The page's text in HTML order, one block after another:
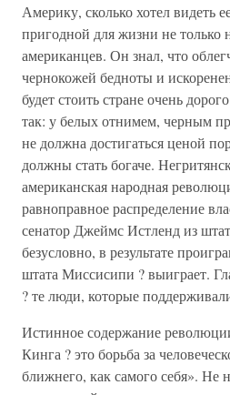
Америку, сколько хотел видеть
пригодной для жизни не только
американцев. Он знал, что
чернокожей бедноты и
будет стоить стране очень
так: у белых отнимем, черным
не должна достигаться ценой
должны стать богаче.
американская народная
равноправное распределение
сенатор Джеймс Истленд из
безусловно, в результате
штата Миссисипи ? выиграет.
? те люди, которые
Истинное содержание
Кинга ? это борьба за
ближнего, как самого себя». Не